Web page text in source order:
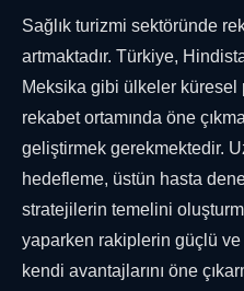
Sağlık turizmi sektöründe
artmaktadır. Türkiye,
Meksika gibi ülkeler
rekabet ortamında öne
geliştirmek gerekmektedir.
hedefleme, üstün hasta
stratejilerin temelini
yaparken rakiplerin güçlü
kendi avantajlarını öne